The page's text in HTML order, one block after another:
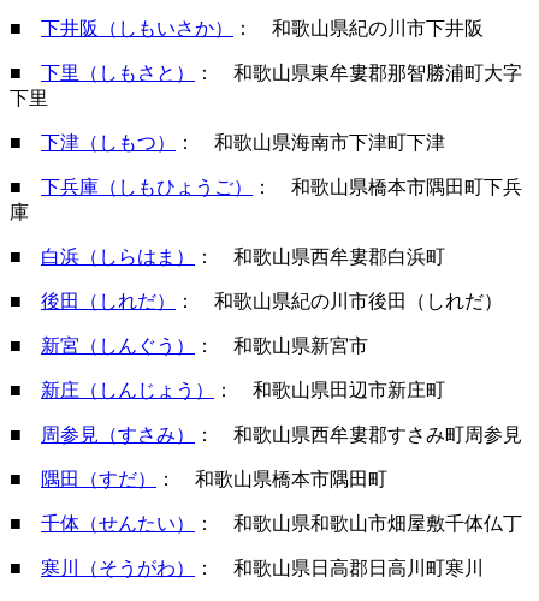
■ 下井阪（しもいさか） ： 和歌山県紀の川市下井阪
■ 下里（しもさと）
： 和歌山県東牟婁郡那智勝浦町大字
下里
■ 下津（しもつ） ： 和歌山県海南市下津町下津
■ 下兵庫（しもひょうご）
： 和歌山県橋本市隅田町下兵
庫
■ 白浜（しらはま） ： 和歌山県西牟婁郡白浜町
■ 後田（しれだ） ： 和歌山県紀の川市後田（しれだ）
■ 新宮（しんぐう） ： 和歌山県新宮市
■ 新庄（しんじょう） ： 和歌山県田辺市新庄町
■ 周参見（すさみ） ： 和歌山県西牟婁郡すさみ町周参見
■ 隅田（すだ） ： 和歌山県橋本市隅田町
■ 千体（せんたい） ： 和歌山県和歌山市畑屋敷千体仏丁
■ 寒川（そうがわ） ： 和歌山県日高郡日高川町寒川